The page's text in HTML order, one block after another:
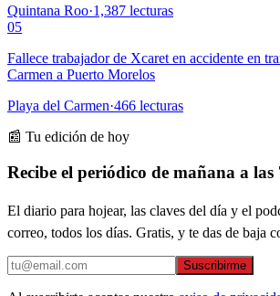
Quintana Roo·1,387 lecturas
05
Fallece trabajador de Xcaret en accidente en
Carmen a Puerto Morelos
Playa del Carmen·466 lecturas
📰 Tu edición de hoy
Recibe el periódico de mañana a las
El diario para hojear, las claves del día y el
correo, todos los días. Gratis, y te das de baja
Suscribirme